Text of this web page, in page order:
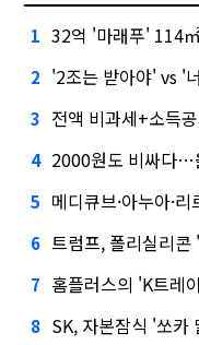
1 32억 '마래푸' 114㎡
2 '2조는 받아야' vs '
3 전액 비과세+소득
4 2000원도 비싸다…올
5 메디큐브·아누아·
6 트럼프, 폴리실리콘
7 홈플러스의 'K트레
8 SK, 자본잠식 '쏘카